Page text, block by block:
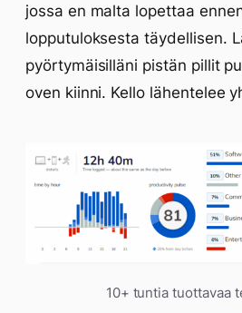
jossa en malta lopettaa
lopputuloksesta täydellisen.
pyörtymäisilläni pistän pillit
oven kiinni. Kello lähentelee
10+ tuntia tuottavaa